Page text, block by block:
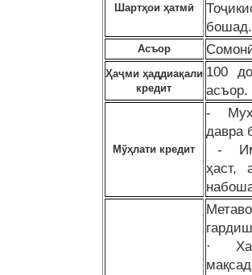
Шартҳои ҳатмӣ
Асъор
Ҳаҷми ҳаддиақали
кредит
100
асъор.
Мўҳлати кредит
-
давра
-
ҳаст,
·